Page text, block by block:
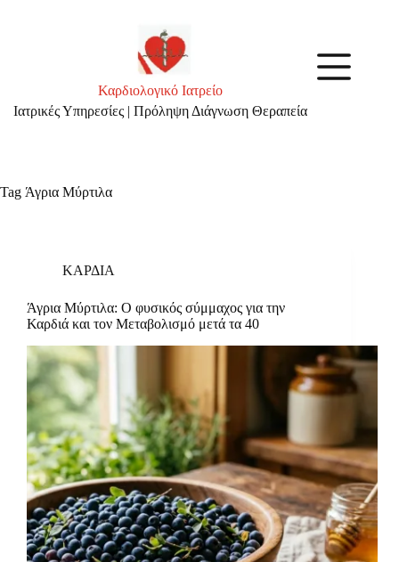
Καρδιολογικό Ιατρείο
Ιατρικές Υπηρεσίες | Πρόληψη Διάγνωση Θεραπεία
Tag Άγρια Μύρτιλα
ΚΑΡΔΙΑ
Άγρια Μύρτιλα: Ο φυσικός σύμμαχος για την
Καρδιά και τον Μεταβολισμό μετά τα 40